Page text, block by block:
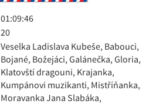
01:09:46
20
Veselka Ladislava Kubeše, Babouci,
Bojané, Božejáci, Galánečka, Gloria,
Klatovští dragouni, Krajanka,
Kumpánovi muzikanti, Mistříňanka,
Moravanka Jana Slabáka,